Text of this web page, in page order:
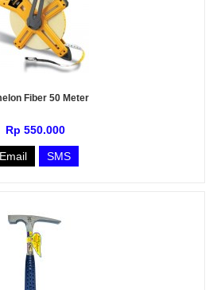
Fiber 50 Meter
Rp 550.000
Email SMS